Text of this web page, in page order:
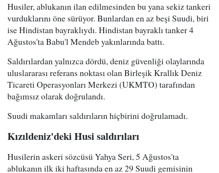
Husiler, ablukanın ilan edilmesinden bu yana sekiz tankeri
vurduklarını öne sürüyor. Bunlardan en az beşi Suudi, biri
ise Hindistan bayraklıydı. Hindistan bayraklı tanker 4
Ağustos'ta Babu'l Mendeb yakınlarında battı.
Saldırılardan yalnızca dördü, deniz güvenliği olaylarında
uluslararası referans noktası olan Birleşik Krallık Deniz
Ticareti Operasyonları Merkezi (UKMTO) tarafından
bağımsız olarak doğrulandı.
Suudi makamları saldırıların hiçbirini doğrulamadı.
Kızıldeniz'deki Husi saldırıları
Husilerin askeri sözcüsü Yahya Seri, 5 Ağustos'ta
ablukanın ilk iki haftasında en az 29 Suudi gemisinin